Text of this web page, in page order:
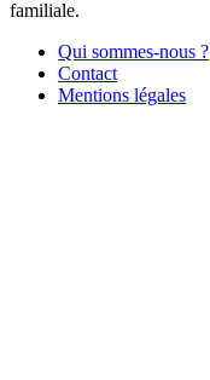
familiale.
Qui sommes-nous ?
Contact
Mentions légales